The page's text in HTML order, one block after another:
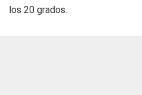
los 20 grados.